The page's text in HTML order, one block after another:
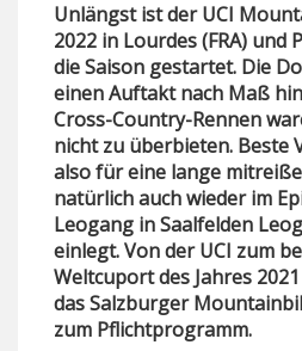
Unlängst ist der UCI
2022 in Lourdes (FRA) und
die Saison gestartet. Die
einen Auftakt nach Maß
Cross-Country-Rennen
nicht zu überbieten. Beste
also für eine lange
natürlich auch wieder im
Leogang in Saalfelden
einlegt. Von der UCI zum
Weltcuport des Jahres
das Salzburger
zum Pflichtprogramm.